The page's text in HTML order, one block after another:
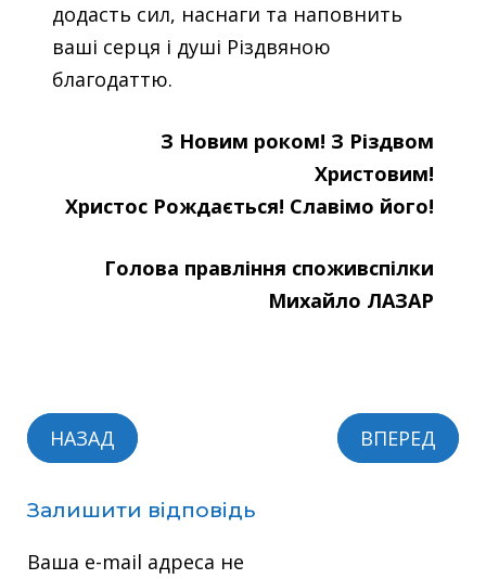
додасть сил, наснаги та наповнить
ваші серця і душі Різдвяною
благодаттю.
З Новим роком! З Різдвом
Христовим!
Христос Рождається! Славімо його!
Голова правління споживспілки
Михайло ЛАЗАР
НАЗАД ВПЕРЕД
Залишити відповідь
Ваша e-mail адреса не